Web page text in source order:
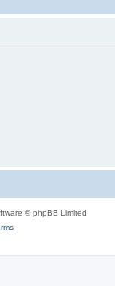
© phpBB Limited